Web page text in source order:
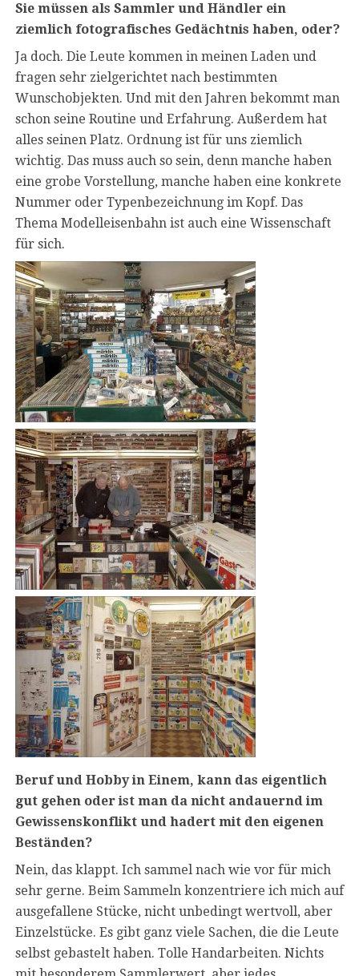
Sie müssen als Sammler und Händler ein
ziemlich fotografisches Gedächtnis haben, oder?
Ja doch. Die Leute kommen in meinen Laden und
fragen sehr zielgerichtet nach bestimmten
Wunschobjekten. Und mit den Jahren bekommt man
schon seine Routine und Erfahrung. Außerdem hat
alles seinen Platz. Ordnung ist für uns ziemlich
wichtig. Das muss auch so sein, denn manche haben
eine grobe Vorstellung, manche haben eine konkrete
Nummer oder Typenbezeichnung im Kopf. Das
Thema Modelleisenbahn ist auch eine Wissenschaft
für sich.
Beruf und Hobby in Einem, kann das eigentlich
gut gehen oder ist man da nicht andauernd im
Gewissenskonflikt und hadert mit den eigenen
Beständen?
Nein, das klappt. Ich sammel nach wie vor für mich
sehr gerne. Beim Sammeln konzentriere ich mich auf
ausgefallene Stücke, nicht unbedingt wertvoll, aber
Einzelstücke. Es gibt ganz viele Sachen, die die Leute
selbst gebastelt haben. Tolle Handarbeiten. Nichts